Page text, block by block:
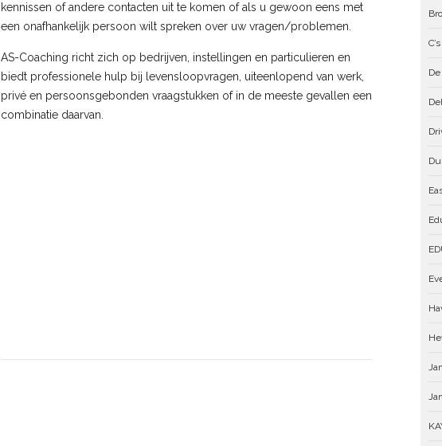
kennissen of andere contacten uit te komen of als u gewoon eens met
een onafhankelijk persoon wilt spreken over uw vragen/problemen.
AS-Coaching richt zich op bedrijven, instellingen en particulieren en
biedt professionele hulp bij levensloopvragen, uiteenlopend van werk,
privé en persoonsgebonden vraagstukken of in de meeste gevallen een
combinatie daarvan.